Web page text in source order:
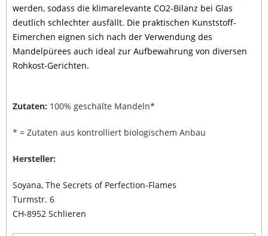
werden, sodass die klimarelevante CO2-Bilanz bei Glas
deutlich schlechter ausfällt. Die praktischen Kunststoff-
Eimerchen eignen sich nach der Verwendung des
Mandelpürees auch ideal zur Aufbewahrung von diversen
Rohkost-Gerichten.
Zutaten: 100% geschälte Mandeln*
* = Zutaten aus kontrolliert biologischem Anbau
Hersteller:
Soyana, The Secrets of Perfection-Flames
Turmstr. 6
CH-8952 Schlieren